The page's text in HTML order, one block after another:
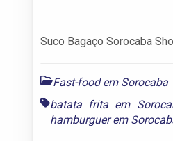
Suco Bagaço Sorocaba
Fast-food em Sorocaba
batata frita em
hamburguer em